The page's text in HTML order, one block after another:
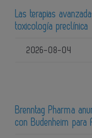
Las terapias
toxicología preclínica
2026-08-04
Brenntag Pharma
con Budenheim